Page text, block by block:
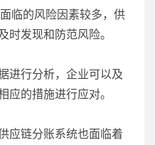
临的风险因素较多，供
时发现和防范风险。
进行分析，企业可以及
应的措施进行应对。
应链分账系统也面临着